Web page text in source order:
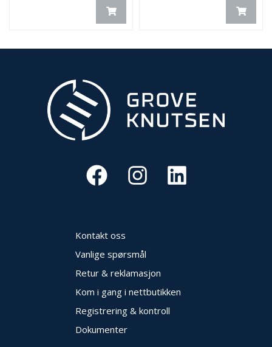
Kontakt oss
Vanlige spørsmål
Retur & reklamasjon
Kom i gang i nettbutikken
Registrering & kontroll
Dokumenter